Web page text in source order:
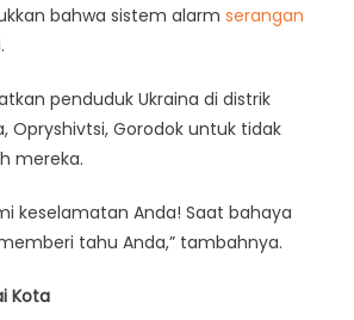
bahwa sistem alarm serangan
penduduk Ukraina di distrik
Opryshivtsi, Gorodok untuk tidak
mereka.
keselamatan Anda! Saat bahaya
tahu Anda,” tambahnya.
Kota